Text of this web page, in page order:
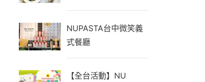
就是你的最佳首選
NUPASTA台中微笑義
式餐廳
【全台活動】NU